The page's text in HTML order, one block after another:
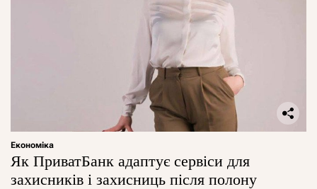
Економіка
Як ПриватБанк адаптує сервіси для
захисників і захисниць після полону